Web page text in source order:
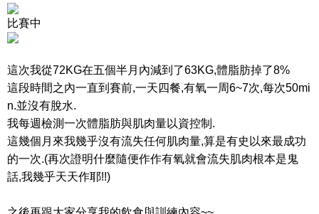
比賽中
這次我從72KG在五個半月內減到了63KG,體脂肪掉了8%
這段時間之內一直到賽前,一天四餐,有氧一周6~7次,每次50mi
n.並沒有脫水.
我每週檢測一次體脂肪與肌肉量以資控制.
這幾個月來我幾乎沒有流失任何肌肉量,算是有史以來最成功
的一次.(再次證明什麼隨便作作有氧就會流失肌肉根本是鬼
話,我幾乎天天作耶!!)